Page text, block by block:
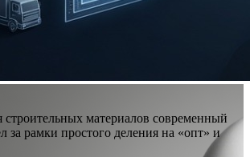
строительных материалов современный
рамки простого деления на «опт» и